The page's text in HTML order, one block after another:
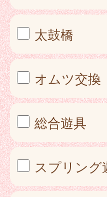
太鼓橋
オムツ交換
総合遊具
スプリング